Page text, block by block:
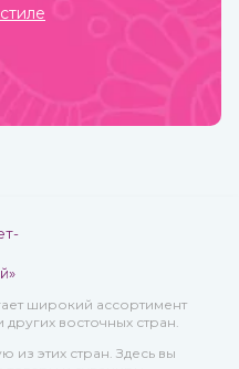
широкий ассортимент
восточных стран.
этих стран. Здесь вы